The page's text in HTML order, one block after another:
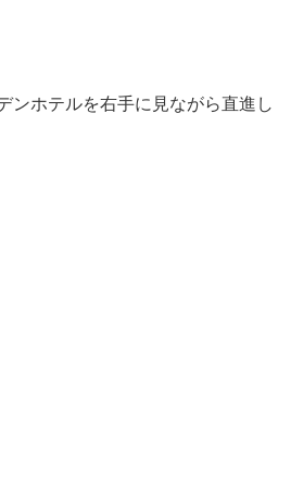
ンホテルを右手に見ながら直進し